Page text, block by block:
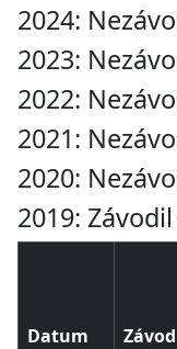
2024:
2023:
2022:
2021:
2020:
2019:
Datum Závod